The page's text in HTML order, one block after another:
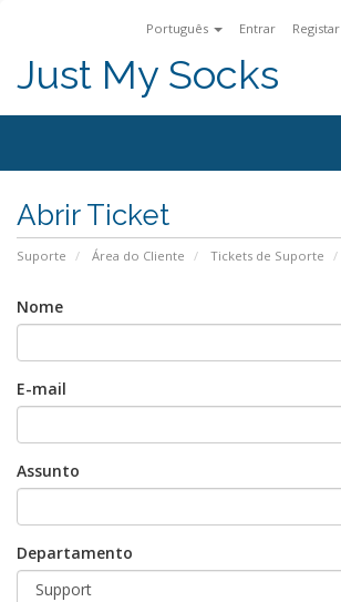
Português Entrar Registar
Just My Socks
Abrir Ticket
Suporte Área do Cliente Tickets de Suporte
Nome
E-mail
Assunto
Departamento